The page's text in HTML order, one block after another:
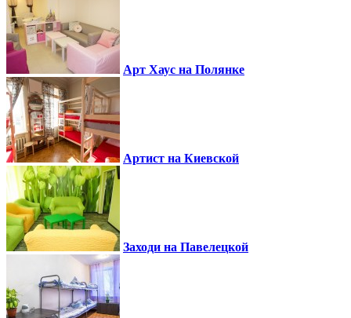
Арт Хаус на Полянке
Артист на Киевской
Заходи на Павелецкой